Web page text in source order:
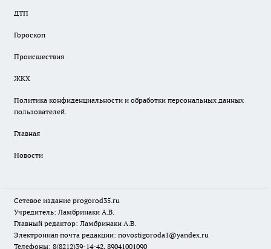
ДТП
Гороскоп
Происшествия
ЖКХ
Политика конфиденциальности и обработки персональных данных
пользователей.
Главная
Новости
Сетевое издание progorod35.ru
Учредитель: Ламбринаки А.В.
Главный редактор: Ламбринаки А.В.
Электронная почта редакции: novostigoroda1@yandex.ru
Телефоны: 8(8212)39-14-42, 89041001090